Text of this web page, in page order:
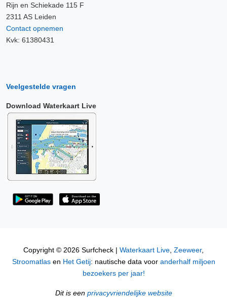
Rijn en Schiekade 115 F
2311 AS Leiden
Contact opnemen
Kvk: 61380431
Veelgestelde vragen
Download Waterkaart Live
Copyright © 2026 Surfcheck | Waterkaart Live, Zeeweer,
Stroomatlasen Het Getij: nautische data voor anderhalf miljoen
bezoekers per jaar!
Dit is een privacyvriendelijke website